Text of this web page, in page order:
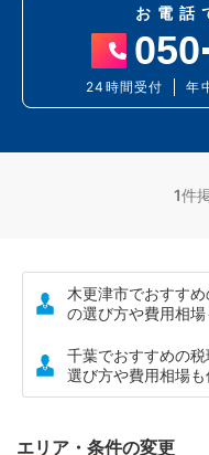
お電話
050
24時間受付 年
1件
木更津市でおすす
の選び方や費用相
千葉でおすすめの
選び方や費用相場
エリア・条件の変更